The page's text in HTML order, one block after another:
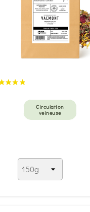
Circulation
veineuse